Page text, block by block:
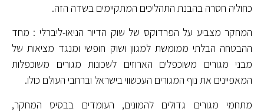
כחוליה חסרה בהבנת התהליכים המתקיימים בשדה הזה.
המחקר מצביע על הפרדוקס של שוק הדיור הניאו-ליברלי : מחד
ההבטחה הבלתי ממומשת למגוון ושוק חופשי ומנגד מציאות של
מבני מגורים משוכפלים הארוזים לשכונות מגורים משוכפלות
המאפיינים את נוף המגורים העכשווי בישראל וברחבי העולם כולו.
מתחמי מגורים גדולים להמונים, העומדים בבסיס המחקר,